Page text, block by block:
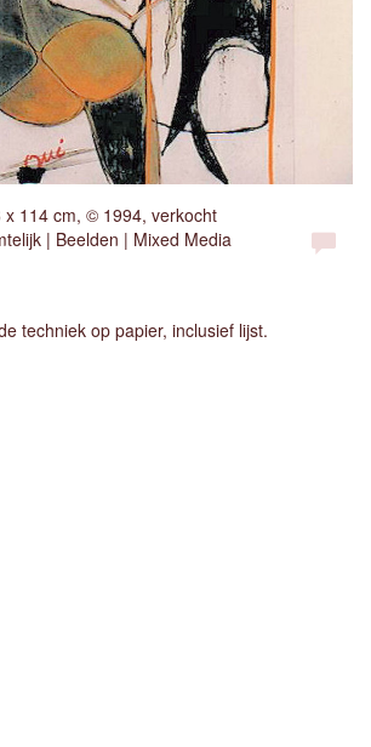
x 114 cm, © 1994, verkocht
| Beelden | Mixed Media
techniek op papier, inclusief lijst.